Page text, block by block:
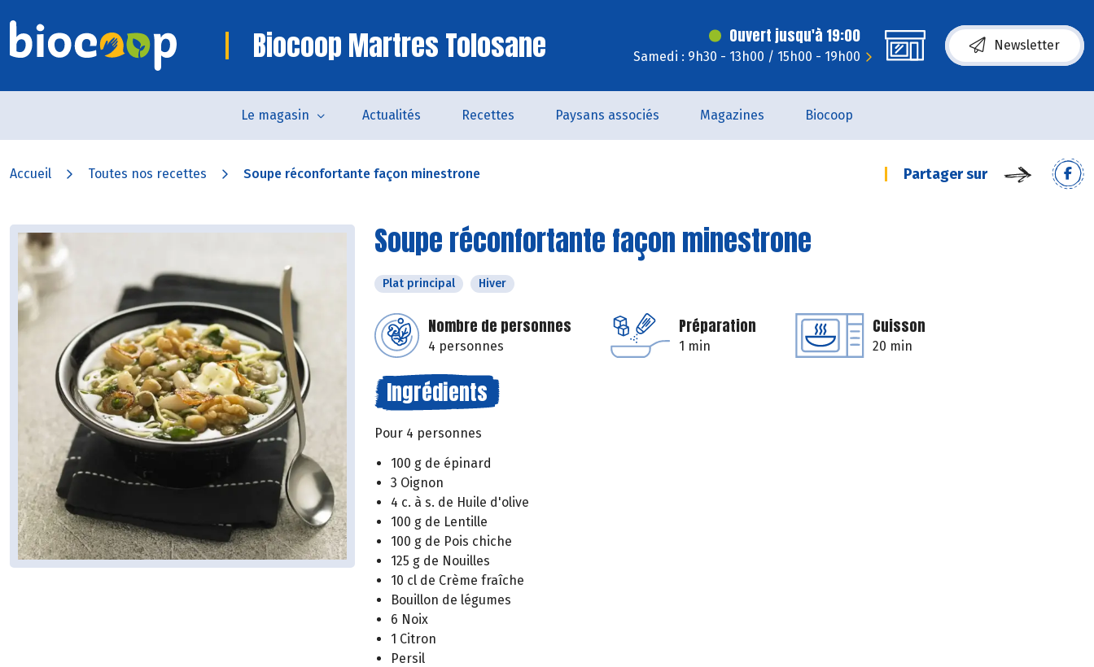
Biocoop Martres Tolosane Ouvert jusqu'à 19:00
Samedi : 9h30 - 13h00 / 15h00 - 19h00
Newsletter
Le magasin Actualités Recettes Paysans associés Magazines Biocoop
Accueil Toutes nos recettes Soupe réconfortante façon minestrone Partager sur
Soupe réconfortante façon minestrone
Plat principal Hiver
Nombre de personnes
4 personnes
Préparation
1 min
Cuisson
20 min
Ingrédients
Pour 4 personnes
100 g de épinard
3 Oignon
4 c. à s. de Huile d'olive
100 g de Lentille
100 g de Pois chiche
125 g de Nouilles
10 cl de Crème fraîche
Bouillon de légumes
6 Noix
1 Citron
Persil